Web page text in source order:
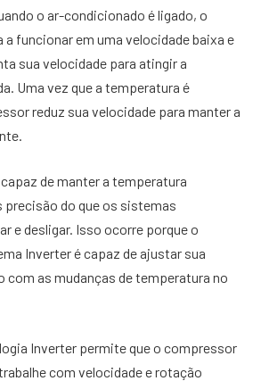
o ar-condicionado é ligado, o
funcionar em uma velocidade baixa e
sua velocidade para atingir a
Uma vez que a temperatura é
reduz sua velocidade para manter a
de manter a temperatura
do que os sistemas
e desligar. Isso ocorre porque o
Inverter é capaz de ajustar sua
com as mudanças de temperatura no
Inverter permite que o compressor
com velocidade e rotação